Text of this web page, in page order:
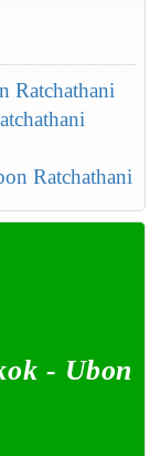
Ratchathani
Ratchathani
- Ubon